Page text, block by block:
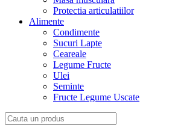
Protectia articulatiilor
Alimente
Condimente
Sucuri Lapte
Ceareale
Legume Fructe
Ulei
Seminte
Fructe Legume Uscate